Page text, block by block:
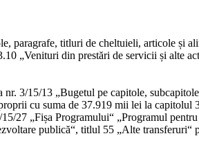
paragrafe, titluri de cheltuieli, articole și
„Venituri din prestări de servicii și alte
3/15/13 „Bugetul pe capitole,
cu suma de 37.919 mii lei la
„Fișa Programului“ „Programul
publică“, titlul 55 „Alte